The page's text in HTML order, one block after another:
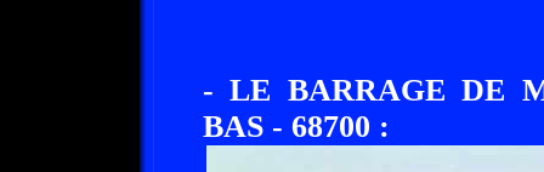
- LE BARRAGE DE
BAS - 68700 :